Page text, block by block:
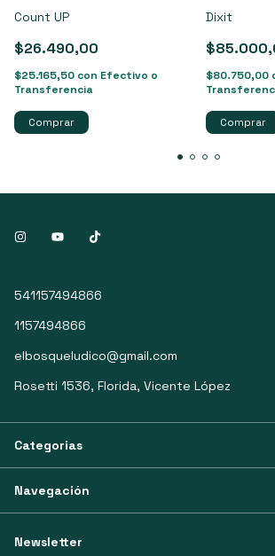
Count UP
$26.490,00
$25.165,50 con Efectivo o
Transferencia
Dixit
$80.750,00
541157494866
1157494866
elbosqueludico@gmail.com
Rosetti 1536, Florida, Vicente López
Categorias
Navegación
Newsletter